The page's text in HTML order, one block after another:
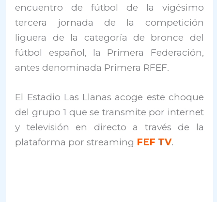
encuentro de fútbol de la vigésimo
tercera jornada de la competición
liguera de la categoría de bronce del
fútbol español, la Primera Federación,
antes denominada Primera RFEF.
El Estadio Las Llanas acoge este choque
del grupo 1 que se transmite por internet
y televisión en directo a través de la
plataforma por streaming FEF TV.